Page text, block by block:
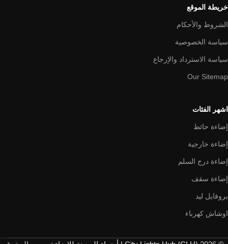
خريطة الموقع
الشروط والأحكام
سياسة الخصوصية
سياسة الاسترداد والإرجاع
Our Sitemap
اشهر الفئات
إضاءة حائط
إضاءة خارجية
إضاءة درج السلم
إضاءة سقف
بروفايل ليد
اوشاش كهرباء